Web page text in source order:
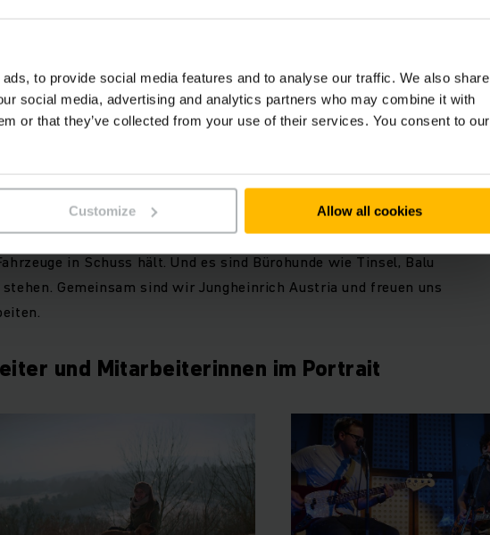
to provide social media features and to analyse our traffic. We also share
social media, advertising and analytics partners who may combine it with
or that they’ve collected from your use of their services. You consent to our
Customize Allow all cookies
akzeptieren
COOKIES ZULASSEN
Aufträge bearbeitet, Gerald der sich um die Regalplanung
in Schuss hält. Und es sind Bürohunde wie Tinsel, Balu
Gemeinsam sind wir Jungheinrich Austria und freuen uns
und Mitarbeiterinnen im Portrait